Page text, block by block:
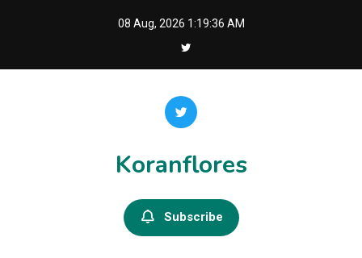
08 Aug, 2026 1:19:36 AM
Koranflores
Subscribe